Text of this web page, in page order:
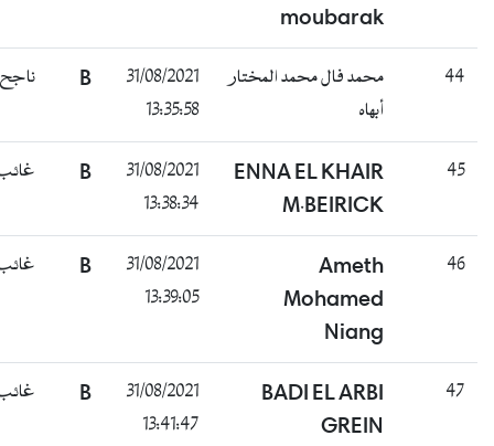
moubarak
44
محمد فال محمد المختار
أبهاه
31/08/2021
13:35:58
ناجح
ENNA EL KHAIR
M.BEIRICK
31/08/2021
13:38:34
غائب
Ameth
Mohamed
Niang
31/08/2021
13:39:05
غائب
BADI EL ARBI
GREIN
31/08/2021
13:41:47
غائب